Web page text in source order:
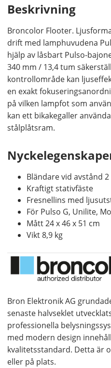
Beskrivning
Broncolor Flooter.
drift med lamphuvudena
hjälp av låsbart Pulso-
340 mm / 13,4 tum
kontrollområde kan
en exakt
på vilken lampfot som
kan ett bikakegaller
stålplåtsram.
Bländare vid avstånd
Kraftigt stativfäste
Fresnellins med
För Pulso G, Unilite,
Mått 24 x 46 x 51 cm
Vikt 8,9 kg
Bron Elektronik AG
senaste halvseklet
professionella
med modern design
kvalitetsstandard. Detta är
eller på plats.